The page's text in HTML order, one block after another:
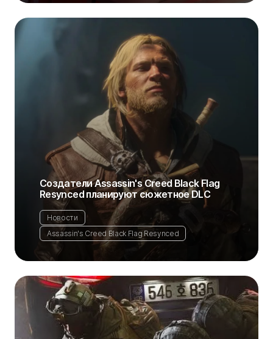
Создатели Assassin's Creed Black Flag
Resynced планируют сюжетное DLC
Новости
Assassin's Creed Black Flag Resynced